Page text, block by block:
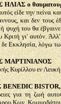
ο
είδε την πείνα
και δεν τους
ψυχή του θα
Κριτή γι' αυτόν.
Εκκλησία, λόγω
ΜΑΡΤΙΝΙΑΝΟΣ
Κυρίλλου εν
BISTOR,
για τη ζωή
Κων.